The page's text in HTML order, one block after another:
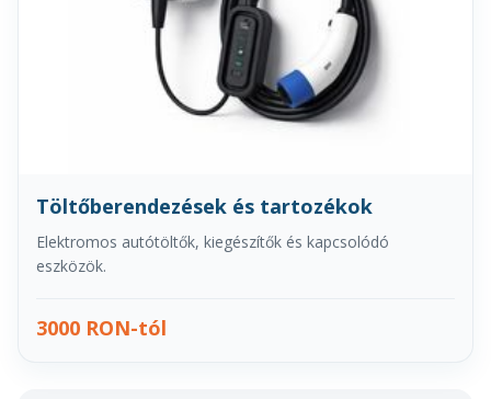
Töltőberendezések és tartozékok
Elektromos autótöltők, kiegészítők és kapcsolódó
eszközök.
3000 RON-tól